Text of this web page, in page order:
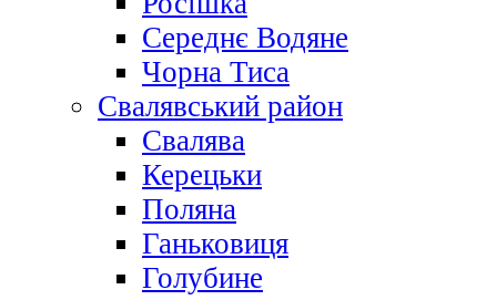
Середнє Водяне
Чорна Тиса
Свалявський район
Свалява
Керецьки
Поляна
Ганьковиця
Голубине